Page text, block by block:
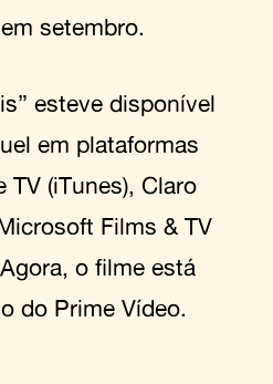
setembro.
esteve disponível
em plataformas
(iTunes), Claro
Films & TV
o filme está
do Prime Vídeo.